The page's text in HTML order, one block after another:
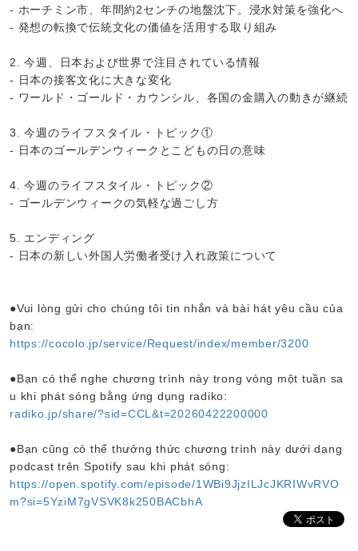
- ホーチミン市、年間約2センチの地盤沈下。浸水対策を強化へ
- 発想の転換で伝統文化の価値を活用する取り組み
2. 今週、日本および世界で注目されている情報
- 日本の接客文化に大きな変化
- ワールド・ゴールド・カウンシル、各国の金購入の動きが継続
3. 今週のライフスタイル・トピック①
- 日本のゴールデンウィークとこどもの日の意味
4. 今週のライフスタイル・トピック②
- ゴールデンウィークの気軽な過ごし方
5. エンディング
- 日本の新しい外国人労働者受け入れ政策について
●Vui lòng gửi cho chúng tôi tin nhắn và bài hát yêu cầu của
bạn:
https://cocolo.jp/service/Request/index/member/3200
●Bạn có thể nghe chương trình này trong vòng một tuần sa
u khi phát sóng bằng ứng dụng radiko:
radiko.jp/share/?sid=CCL&t=20260422200000
●Bạn cũng có thể thưởng thức chương trình này dưới dạng
podcast trên Spotify sau khi phát sóng:
https://open.spotify.com/episode/1WBi9JjzILJcJKRIWvRVO
m?si=5YziM7gVSVK8k250BACbhA